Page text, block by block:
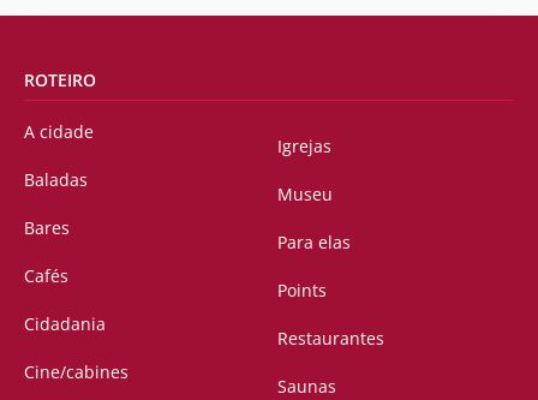
ROTEIRO
A cidade
Baladas
Bares
Cafés
Cidadania
Cine/cabines
Igrejas
Museu
Para elas
Points
Restaurantes
Saunas